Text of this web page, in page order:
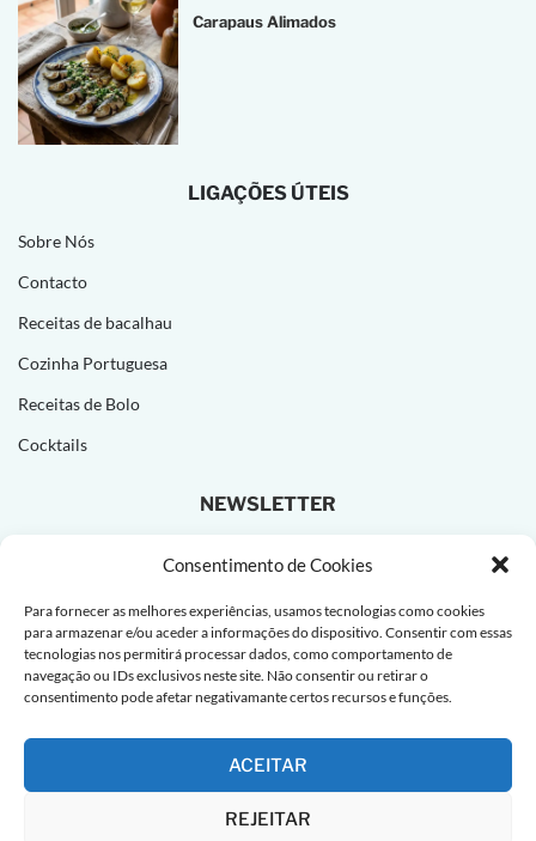
Consentimento de Cookies
Para fornecer as melhores experiências, usamos tecnologias como cookies
para armazenar e/ou aceder a informações do dispositivo. Consentir com essas
tecnologias nos permitirá processar dados, como comportamento de
navegação ou IDs exclusivos neste site. Não consentir ou retirar o
consentimento pode afetar negativamante certos recursos e funções.
ACEITAR
REJEITAR
Carapaus Alimados
LIGAÇÕES ÚTEIS
Sobre Nós
Contacto
Receitas de bacalhau
Cozinha Portuguesa
Receitas de Bolo
Cocktails
NEWSLETTER
Subscreva e receba novas receitas todas as semanas!